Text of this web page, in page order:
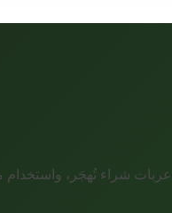
شراء تُهجَر،